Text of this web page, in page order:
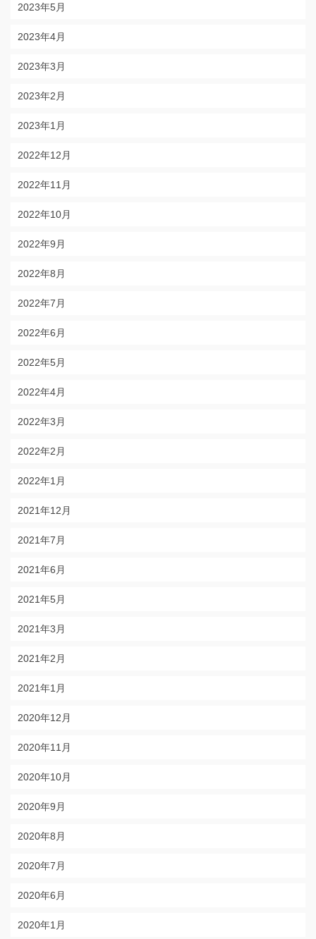
2023年5月
2023年4月
2023年3月
2023年2月
2023年1月
2022年12月
2022年11月
2022年10月
2022年9月
2022年8月
2022年7月
2022年6月
2022年5月
2022年4月
2022年3月
2022年2月
2022年1月
2021年12月
2021年7月
2021年6月
2021年5月
2021年3月
2021年2月
2021年1月
2020年12月
2020年11月
2020年10月
2020年9月
2020年8月
2020年7月
2020年6月
2020年1月